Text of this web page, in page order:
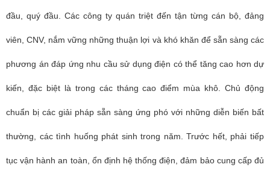
đầu, quý đầu. Các công ty quán triệt đến tận từng cán bộ, đảng
viên, CNV, nắm vững những thuận lợi và khó khăn để sẵn sàng các
phương án đáp ứng nhu cầu sử dụng điện có thể tăng cao hơn dự
kiến, đặc biệt là trong các tháng cao điểm mùa khô. Chủ động
chuẩn bị các giải pháp sẵn sàng ứng phó với những diễn biến bất
thường, các tình huống phát sinh trong năm. Trước hết, phải tiếp
tục vận hành an toàn, ổn định hệ thống điện, đảm bảo cung cấp đủ